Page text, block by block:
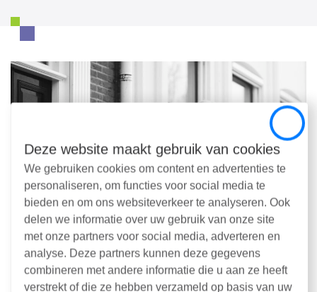
Close
Deze website maakt gebruik van cookies
We gebruiken cookies om content en advertenties te
personaliseren, om functies voor social media te
bieden en om ons websiteverkeer te analyseren. Ook
delen we informatie over uw gebruik van onze site
met onze partners voor social media, adverteren en
analyse. Deze partners kunnen deze gegevens
combineren met andere informatie die u aan ze heeft
verstrekt of die ze hebben verzameld op basis van uw